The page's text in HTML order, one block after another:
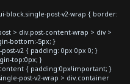
block.single-post-v2-wrap { border:
> div.post-content-wrap > div >
bottom:-5px; }
v2 { padding: 0px 0px 0; }
top:0px; }
{ padding:0px!important; }
post-v2-wrap > div.container